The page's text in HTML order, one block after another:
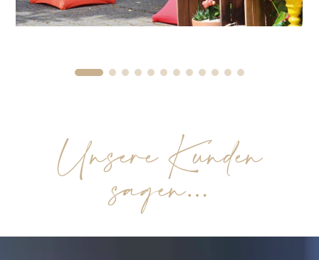
Unsere Kunden
sagen…